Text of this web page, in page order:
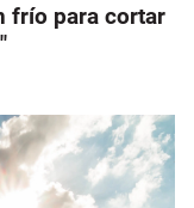
frío para cortar